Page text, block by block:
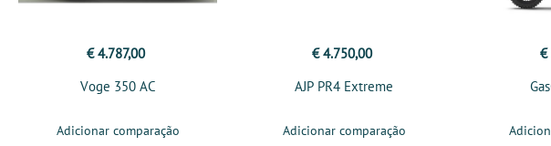
€ 4.787,00
Voge 350 AC
Adicionar comparação
€ 4.750,00
AJP PR4 Extreme
Adicionar comparação
€